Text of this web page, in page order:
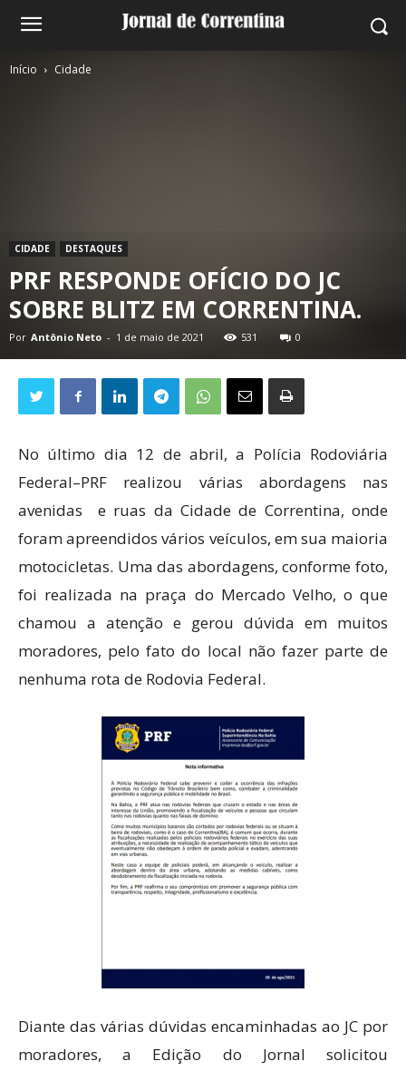
Início Cidade
CIDADE DESTAQUES
PRF RESPONDE OFÍCIO DO JC
SOBRE BLITZ EM CORRENTINA.
Por Antônio Neto - 1 de maio de 2021 531 0
No último dia 12 de abril, a Polícia Rodoviária
Federal–PRF realizou várias abordagens nas
avenidas e ruas da Cidade de Correntina, onde
foram apreendidos vários veículos, em sua maioria
motocicletas. Uma das abordagens, conforme foto,
foi realizada na praça do Mercado Velho, o que
chamou a atenção e gerou dúvida em muitos
moradores, pelo fato do local não fazer parte de
nenhuma rota de Rodovia Federal.
Diante das várias dúvidas encaminhadas ao JC por
moradores, a Edição do Jornal solicitou